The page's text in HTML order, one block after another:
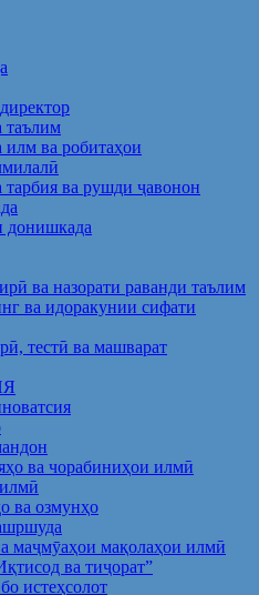
таълим
ва робитаҳои
ва рушди ҷавонон
донишкада
ва назорати раванди таълим
ва идоракунии сифати
тестӣ ва машварат
ва чорабиниҳои илмӣ
ва озмунҳо
маҷмӯаҳои мақолаҳои илмӣ
ва тиҷорат”
истеҳсолот